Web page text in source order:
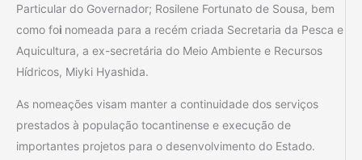
Particular do Governador; Rosilene Fortunato de Sousa, bem
como foi nomeada para a recém criada Secretaria da Pesca e
Aquicultura, a ex-secretária do Meio Ambiente e Recursos
Hídricos, Miyki Hyashida.
As nomeações visam manter a continuidade dos serviços
prestados à população tocantinense e execução de
importantes projetos para o desenvolvimento do Estado.